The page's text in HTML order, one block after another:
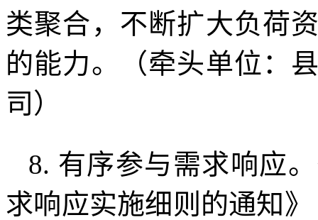
类聚合，不断扩大负荷
的能力。（牵头单位：
司）
8. 有序参与需求响应
求响应实施细则的通知